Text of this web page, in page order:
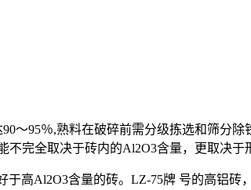
～95％,熟料在破碎前需分级拣选和筛分
完全取决于砖内的Al2O3含量，更取决于
Al2O3含量的砖。LZ-75牌 号的高铝砖